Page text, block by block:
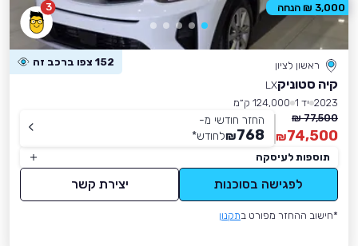
3
ראשון לציון 152 צפו ברכב זה
קיה סטוניקLX
2023 יד 1
124,000 ק״מ
77,500 ₪
74,500
₪
החזר חודשי מ-
768
₪לחודש*
תוספות לעיסקה
לפגישה בסוכנות יצירת קשר
*חישוב ההחזר מפורט בתקנון
3,000 ₪ הנחה